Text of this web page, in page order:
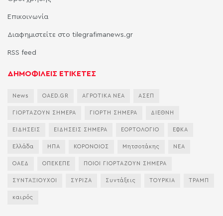
Επικοινωνία
Διαφημιστείτε στο tilegrafimanews.gr
RSS feed
ΔΗΜΟΦΙΛΕΙΣ ΕΤΙΚΕΤΕΣ
News OAED.GR ΑΓΡΟΤΙΚΑ ΝΕΑ ΑΣΕΠ
ΓΙΟΡΤΑΖΟΥΝ ΣΗΜΕΡΑ ΓΙΟΡΤΗ ΣΗΜΕΡΑ ΔΙΕΘΝΗ
ΕΙΔΗΣΕΙΣ ΕΙΔΗΣΕΙΣ ΣΗΜΕΡΑ ΕΟΡΤΟΛΟΓΙΟ ΕΦΚΑ
Ελλάδα ΗΠΑ ΚΟΡΟΝΟΙΟΣ Μητσοτάκης ΝΕΑ
ΟΑΕΔ ΟΠΕΚΕΠΕ ΠΟΙΟΙ ΓΙΟΡΤΑΖΟΥΝ ΣΗΜΕΡΑ
ΣΥΝΤΑΞΙΟΥΧΟΙ ΣΥΡΙΖΑ Συντάξεις ΤΟΥΡΚΙΑ ΤΡΑΜΠ
καιρός